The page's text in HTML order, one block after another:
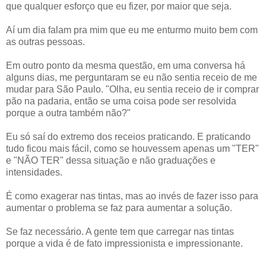
que qualquer esforço que eu fizer, por maior que seja.
Aí um dia falam pra mim que eu me enturmo muito bem com
as outras pessoas.
Em outro ponto da mesma questão, em uma conversa há
alguns dias, me perguntaram se eu não sentia receio de me
mudar para São Paulo. "Olha, eu sentia receio de ir comprar
pão na padaria, então se uma coisa pode ser resolvida
porque a outra também não?"
Eu só saí do extremo dos receios praticando. E praticando
tudo ficou mais fácil, como se houvessem apenas um "TER"
e "NÃO TER" dessa situação e não graduações e
intensidades.
É como exagerar nas tintas, mas ao invés de fazer isso para
aumentar o problema se faz para aumentar a solução.
Se faz necessário. A gente tem que carregar nas tintas
porque a vida é de fato impressionista e impressionante.